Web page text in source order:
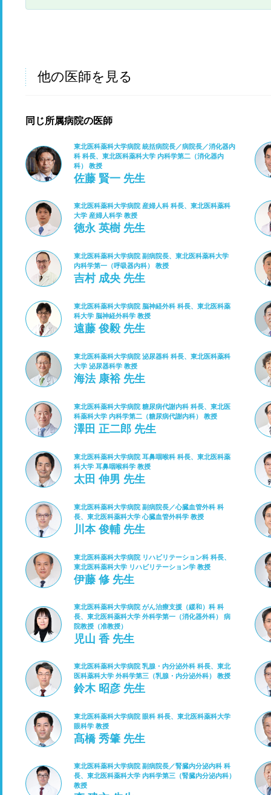
他の医師を見る
同じ所属病院の医師
東北医科薬科大学病院 統括病院長／病院長／消化器内
科 科長、東北医科薬科大学 内科学第二（消化器内
科） 教授
佐藤 賢一 先生
東北医科薬科大学病院 産婦人科 科長、東北医科薬科
大学 産婦人科学 教授
徳永 英樹 先生
東北医科薬科大学病院 副病院長、東北医科薬科大学
内科学第一（呼吸器内科） 教授
吉村 成央 先生
東北医科薬科大学病院 脳神経外科 科長、東北医科薬
科大学 脳神経外科学 教授
遠藤 俊毅 先生
東北医科薬科大学病院 泌尿器科 科長、東北医科薬科
大学 泌尿器科学 教授
海法 康裕 先生
東北医科薬科大学病院 糖尿病代謝内科 科長、東北医
科薬科大学 内科学第二（糖尿病代謝内科） 教授
澤田 正二郎 先生
東北医科薬科大学病院 耳鼻咽喉科 科長、東北医科薬
科大学 耳鼻咽喉科学 教授
太田 伸男 先生
東北医科薬科大学病院 副病院長／心臓血管外科 科
長、東北医科薬科大学 心臓血管外科学 教授
川本 俊輔 先生
東北医科薬科大学病院 リハビリテーション科 科長、
東北医科薬科大学 リハビリテーション学 教授
伊藤 修 先生
東北医科薬科大学病院 がん治療支援（緩和）科 科
長、東北医科薬科大学 外科学第一（消化器外科） 病
院教授（准教授）
児山 香 先生
東北医科薬科大学病院 乳腺・内分泌外科 科長、東北
医科薬科大学 外科学第三（乳腺・内分泌外科） 教授
鈴木 昭彦 先生
東北医科薬科大学病院 眼科 科長、東北医科薬科大学
眼科学 教授
髙橋 秀肇 先生
東北医科薬科大学病院 副病院長／腎臓内分泌内科 科
長、東北医科薬科大学 内科学第三（腎臓内分泌内科）
教授